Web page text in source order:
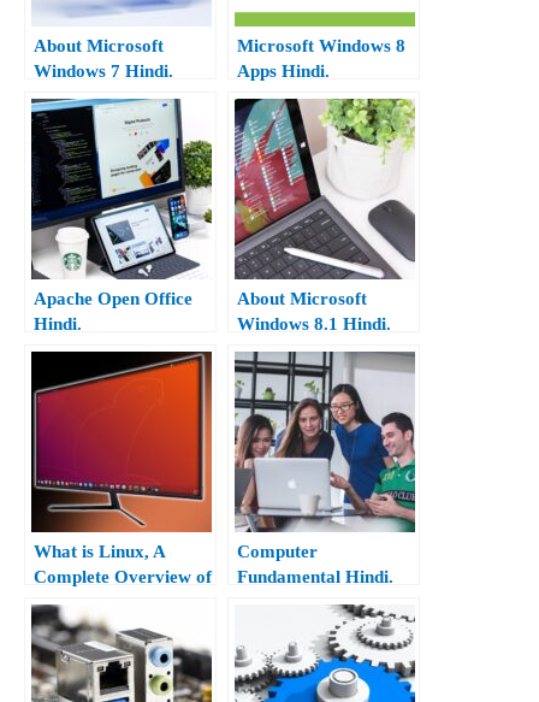
About Microsoft
Windows 7 Hindi.
Microsoft Windows 8
Apps Hindi.
Apache Open Office
Hindi.
About Microsoft
Windows 8.1 Hindi.
What is Linux, A
Complete Overview of
Ubuntu Linux Hindi.
Computer
Fundamental Hindi.